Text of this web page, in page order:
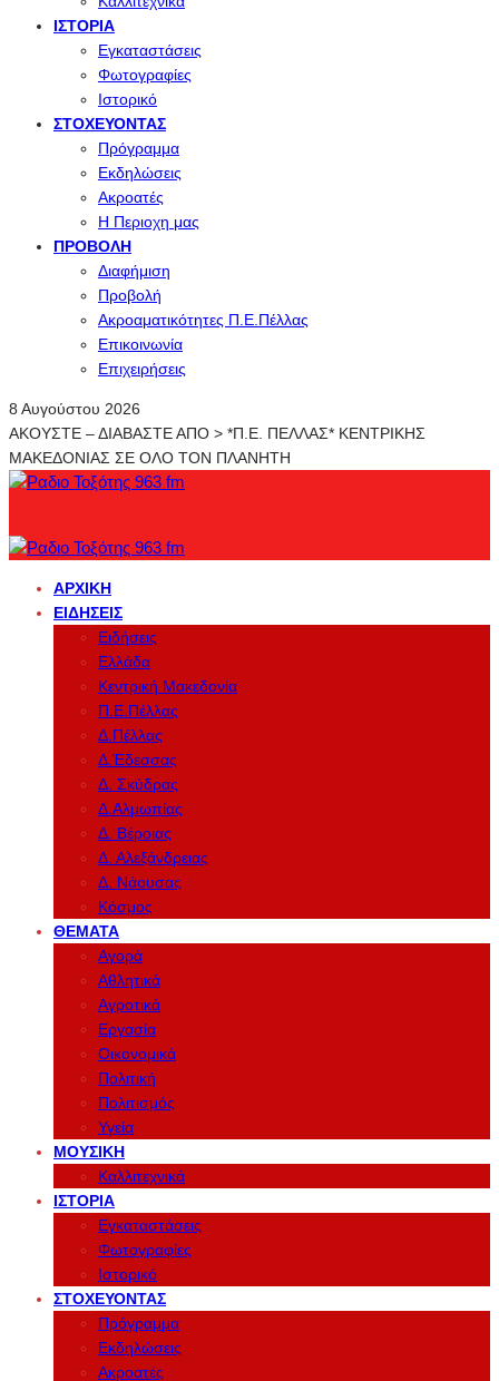
ΙΣΤΟΡΊΑ
Εγκαταστάσεις
Φωτογραφίες
Ιστορικό
ΣΤΟΧΕΎΟΝΤΑΣ
Πρόγραμμα
Εκδηλώσεις
Ακροατές
Η Περιοχη μας
ΠΡΟΒΟΛΉ
Διαφήμιση
Προβολή
Ακροαματικότητες Π.Ε.Πέλλας
Επικοινωνία
Επιχειρήσεις
8 Αυγούστου 2026
ΑΚΟΥΣΤΕ – ΔΙΑΒΑΣΤΕ ΑΠΟ > *Π.Ε. ΠΕΛΛΑΣ* ΚΕΝΤΡΙΚΗΣ
ΜΑΚΕΔΟΝΙΑΣ ΣΕ ΟΛΟ ΤΟΝ ΠΛΑΝΗΤΗ
ΑΡΧΙΚΉ
ΕΙΔΉΣΕΙΣ
Ειδήσεις
Ελλάδα
Κεντρική Μακεδονία
Π.Ε.Πέλλας
Δ.Πέλλας
Δ.Έδεσσας
Δ. Σκύδρας
Δ.Αλμωπίας
Δ. Βέροιας
Δ. Αλεξάνδρειας
Δ. Νάουσας
Κόσμος
ΘΈΜΑΤΑ
Αγορά
Αθλητικά
Αγροτικά
Εργασία
Οικονομικά
Πολιτική
Πολιτισμός
Υγεία
ΜΟΥΣΙΚΉ
Καλλιτεχνικά
ΙΣΤΟΡΊΑ
Εγκαταστάσεις
Φωτογραφίες
Ιστορικό
ΣΤΟΧΕΎΟΝΤΑΣ
Πρόγραμμα
Εκδηλώσεις
Ακροατές